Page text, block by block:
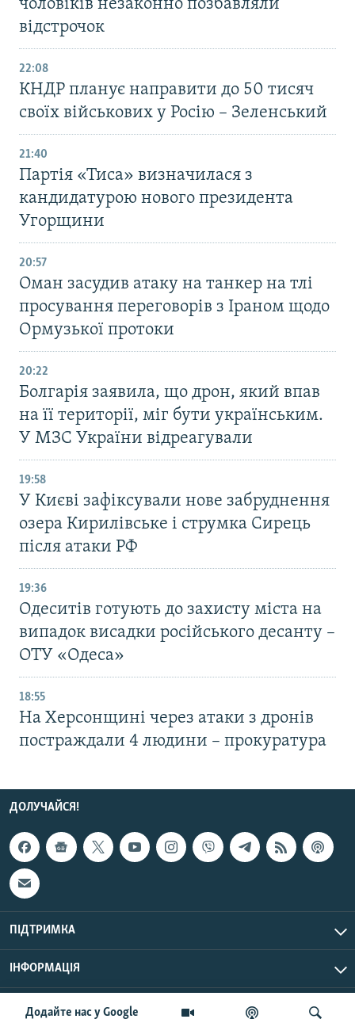
Додайте нас у Google
чоловіків незаконно позбавляли
відстрочок
22:08
КНДР планує направити до 50 тисяч
своїх військових у Росію – Зеленський
21:40
Партія «Тиса» визначилася з
кандидатурою нового президента
Угорщини
20:57
Оман засудив атаку на танкер на тлі
просування переговорів з Іраном щодо
Ормузької протоки
20:22
Болгарія заявила, що дрон, який впав
на її території, міг бути українським.
У МЗС України відреагували
19:58
У Києві зафіксували нове забруднення
озера Кирилівське і струмка Сирець
після атаки РФ
19:36
Одеситів готують до захисту міста на
випадок висадки російського десанту –
ОТУ «Одеса»
18:55
На Херсонщині через атаки з дронів
постраждали 4 людини – прокуратура
ДОЛУЧАЙСЯ!
ПІДТРИМКА
ІНФОРМАЦІЯ
© Радіо Свобода, 2026 | Усі права застережено.
UTC+3